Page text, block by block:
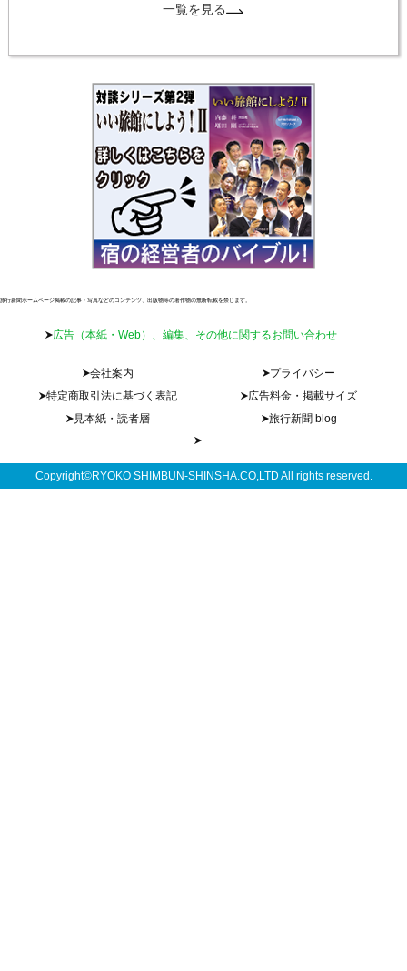
一覧を見る
旅行新聞ホームページ掲載の記事・写真などのコンテンツ、出版物等の著作物の無断転載を禁じます。
広告（本紙・Web）、編集、その他に関するお問い合わせ
会社案内
プライバシー
特定商取引法に基づく表記
広告料金・掲載サイズ
見本紙・読者層
旅行新聞 blog
Copyright©RYOKO SHIMBUN-SHINSHA.CO,LTD All rights reserved.